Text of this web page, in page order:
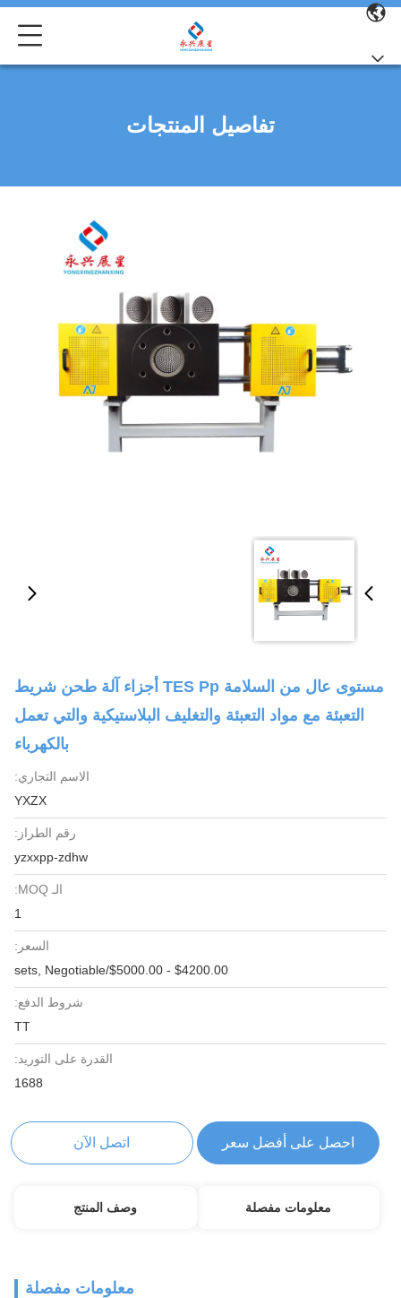
تفاصيل المنتجات
مستوى عال من السلامة TES Pp أجزاء آلة طحن شريط
التعبئة مع مواد التعبئة والتغليف البلاستيكية والتي تعمل
بالكهرباء
الاسم التجاري:
YXZX
رقم الطراز:
yzxxpp-zdhw
الـ MOQ:
1
السعر:
$4200.00 - $5000.00/sets, Negotiable
شروط الدفع:
TT
القدرة على التوريد:
1688
احصل على أفضل سعر اتصل الآن
معلومات مفصلة وصف المنتج
معلومات مفصلة